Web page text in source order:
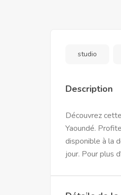
studio
Description
Découvrez
Yaoundé.
disponible à la
jour. Pour plus